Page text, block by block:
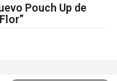
Pouch Up de